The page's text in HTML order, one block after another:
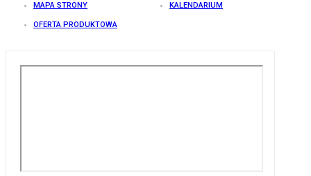
MAPA STRONY KALENDARIUM
OFERTA PRODUKTOWA